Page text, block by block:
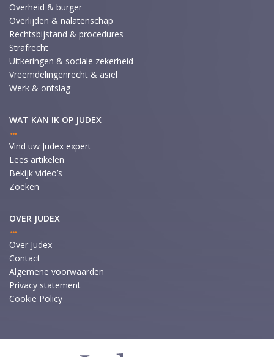
Overheid & burger
Overlijden & nalatenschap
Rechtsbijstand & procedures
Strafrecht
Uitkeringen & sociale zekerheid
Vreemdelingenrecht & asiel
Werk & ontslag
WAT KAN IK OP JUDEX
Vind uw Judex expert
Lees artikelen
Bekijk video’s
Zoeken
OVER JUDEX
Over Judex
Contact
Algemene voorwaarden
Privacy statement
Cookie Policy